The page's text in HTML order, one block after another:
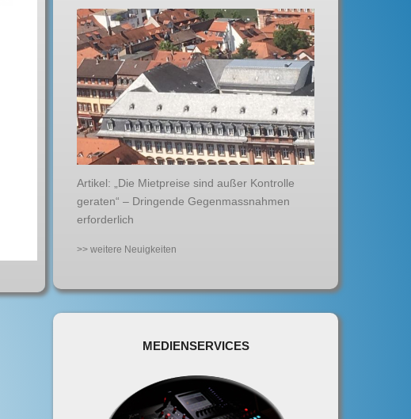
Artikel: „Die Mietpreise sind außer Kontrolle
geraten“ – Dringende Gegenmassnahmen
erforderlich
>> weitere Neuigkeiten
MEDIENSERVICES